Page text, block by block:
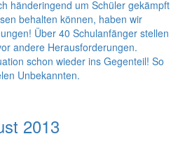
händeringend um Schüler gekämpft
behalten können, haben wir
Über 40 Schulanfänger stellen
andere Herausforderungen.
schon wieder ins Gegenteil! So
Unbekannten.
2013